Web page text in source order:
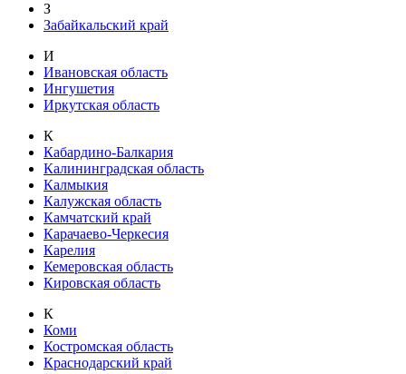
З
Забайкальский край
И
Ивановская область
Ингушетия
Иркутская область
К
Кабардино-Балкария
Калининградская область
Калмыкия
Калужская область
Камчатский край
Карачаево-Черкесия
Карелия
Кемеровская область
Кировская область
К
Коми
Костромская область
Краснодарский край